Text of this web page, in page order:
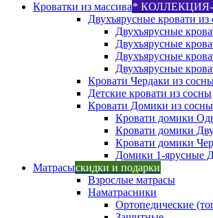
Кроватки из массива* КОЛЛЕКЦИЯ-
Двухъярусные кровати из
Двухъярусные
Двухъярусные
Двухъярусные
Двухъярусные
Кровати Чердаки из
Детские кровати из сосны
Кровати Домики из сосны
Кровати домики
Кровати домики
Кровати домики
Домики 1-ярусные
Матрасыскидки и подарки
Взрослые матрасы
Наматрасники
Ортопедические